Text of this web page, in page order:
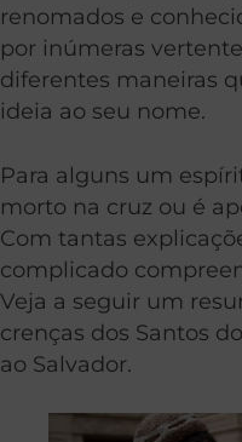
renomados e
por inúmeras
diferentes maneiras
ideia ao seu nome.
Para alguns um
morto na cruz ou é
Com tantas
complicado
Veja a seguir um
crenças dos Santos
ao Salvador.